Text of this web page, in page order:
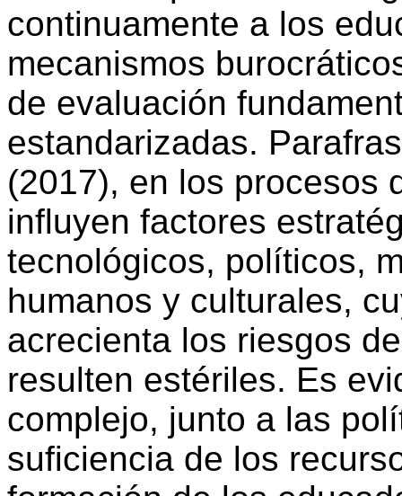
continuamente a los
mecanismos
de evaluación
estandarizadas.
(2017), en los procesos
influyen factores
tecnológicos, políticos,
humanos y culturales,
acrecienta los riesgos
resulten estériles. Es
complejo, junto a las
suficiencia de los